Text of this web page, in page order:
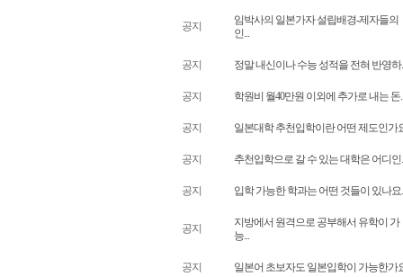
공지
임박사의 일본가자 설립배경-제자들의
인...
공지 정말 내신이나 수능 성적을 전혀 반영하
공지 학원비 월40만원 이외에 추가로 내는 돈
공지 일본대학 추천입학이란 어떤 제도인가
공지 추천입학으로 갈 수 있는 대학은 어디인
공지 입학 가능한 학과는 어떤 것들이 있나요
공지
지방에서 원격으로 공부해서 유학이 가
능...
공지 일본어 초보자도 일본입학이 가능한가